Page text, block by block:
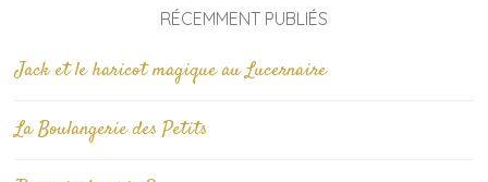
RÉCEMMENT PUBLIÉS
Jack et le haricot magique au Lucernaire
La Boulangerie des Petits